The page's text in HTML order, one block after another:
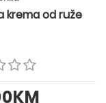
krema od ruže